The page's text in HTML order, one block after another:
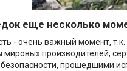
еще несколько
- очень важный момент,
мировых производителей,
прошедшими